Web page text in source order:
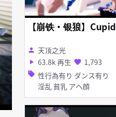
【崩铁・银狼】Cupid
person 天顶之光
play_arrow 63.8k 再生 favorite 1,793
sell 性行為有り ダンス有り
淫乱 貧乳 アヘ顔